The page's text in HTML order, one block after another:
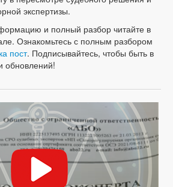
экспертизы.
и полный разбор читайте в
Ознакомьтесь с полным разбором
пост. Подписывайтесь, чтобы быть в
обновлений!